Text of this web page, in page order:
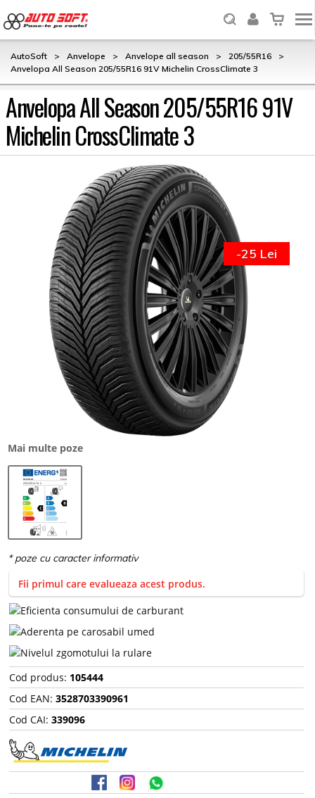
AutoSoft > Anvelope > Anvelope all season > 205/55R16
>
Anvelopa All Season 205/55R16 91V Michelin CrossClimate 3
Anvelopa All Season 205/55R16 91V
Michelin CrossClimate 3
Mai multe poze
-25 Lei
Fii primul care evalueaza acest produs.
Cod produs: 105444
Cod EAN: 3528703390961
Cod CAI: 339096